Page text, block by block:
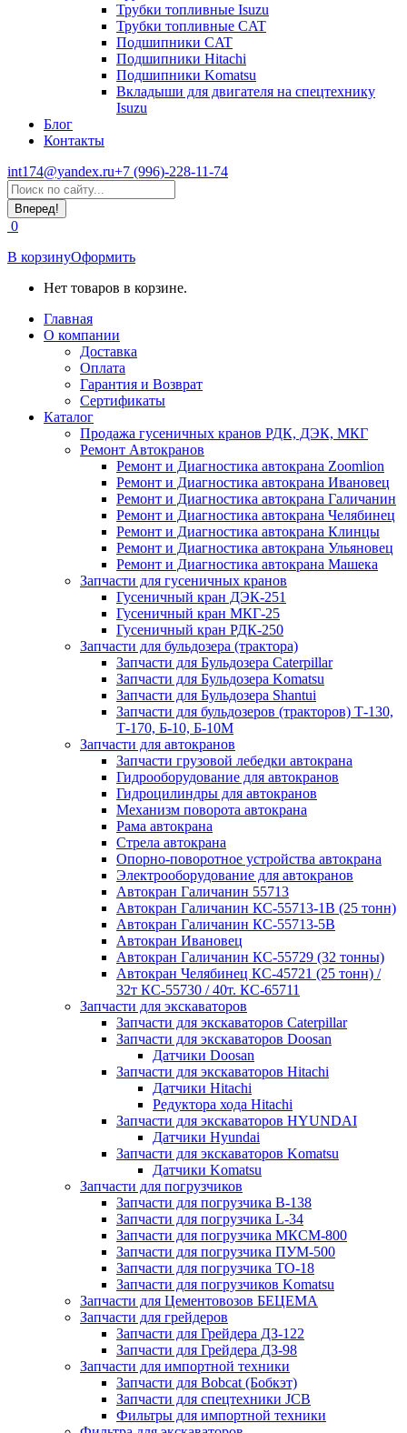
Трубки топливные Isuzu
Трубки топливные CAT
Подшипники CAT
Подшипники Hitachi
Подшипники Komatsu
Вкладыши для двигателя на спецтехнику
Isuzu
Блог
Контакты
int174@yandex.ru+7 (996)-228-11-74
Страница
WhatsApp
открывается
в
новом
окне
Поиск:
0
В корзинуОформить
Нет товаров в корзине.
Главная
О компании
Доставка
Оплата
Гарантия и Возврат
Сертификаты
Каталог
Продажа гусеничных кранов РДК, ДЭК, МКГ
Ремонт Автокранов
Ремонт и Диагностика автокрана Zoomlion
Ремонт и Диагностика автокрана Ивановец
Ремонт и Диагностика автокрана Галичанин
Ремонт и Диагностика автокрана Челябинец
Ремонт и Диагностика автокрана Клинцы
Ремонт и Диагностика автокрана Ульяновец
Ремонт и Диагностика автокрана Машека
Запчасти для гусеничных кранов
Гусеничный кран ДЭК-251
Гусеничный кран МКГ-25
Гусеничный кран РДК-250
Запчасти для бульдозера (трактора)
Запчасти для Бульдозера Caterpillar
Запчасти для Бульдозера Komatsu
Запчасти для Бульдозера Shantui
Запчасти для бульдозеров (тракторов) Т-130,
Т-170, Б-10, Б-10М
Запчасти для автокранов
Запчасти грузовой лебедки автокрана
Гидрооборудование для автокранов
Гидроцилиндры для автокранов
Механизм поворота автокрана
Рама автокрана
Стрела автокрана
Опорно-поворотное устройства автокрана
Электрооборудование для автокранов
Автокран Галичанин 55713
Автокран Галичанин КС-55713-1В (25 тонн)
Автокран Галичанин КС-55713-5В
Автокран Ивановец
Автокран Галичанин КС-55729 (32 тонны)
Автокран Челябинец КС-45721 (25 тонн) /
32т КС-55730 / 40т. КС-65711
Запчасти для экскаваторов
Запчасти для экскаваторов Caterpillar
Запчасти для экскаваторов Doosan
Датчики Doosan
Запчасти для экскаваторов Hitachi
Датчики Hitachi
Редуктора хода Hitachi
Запчасти для экскаваторов HYUNDAI
Датчики Hyundai
Запчасти для экскаваторов Komatsu
Датчики Komatsu
Запчасти для погрузчиков
Запчасти для погрузчика B-138
Запчасти для погрузчика L-34
Запчасти для погрузчика МКСМ-800
Запчасти для погрузчика ПУМ-500
Запчасти для погрузчика ТО-18
Запчасти для погрузчиков Komatsu
Запчасти для Цементовозов БЕЦЕМА
Запчасти для грейдеров
Запчасти для Грейдера ДЗ-122
Запчасти для Грейдера ДЗ-98
Запчасти для импортной техники
Запчасти для Bobcat (Бобкэт)
Запчасти для спецтехники JCB
Фильтры для импортной техники